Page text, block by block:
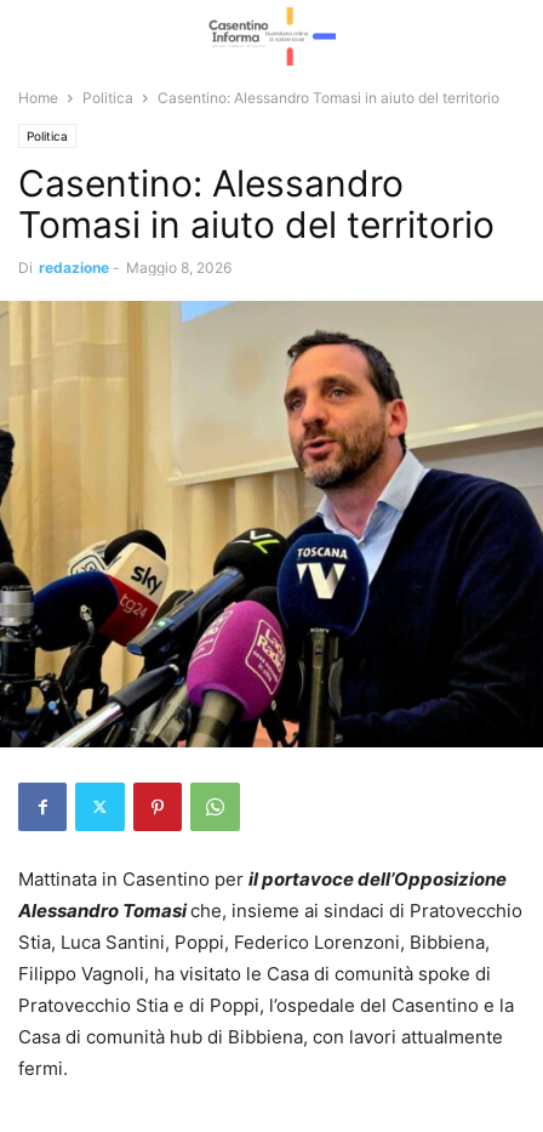
Home Politica Casentino: Alessandro Tomasi in aiuto del territorio
Politica
Casentino: Alessandro
Tomasi in aiuto del territorio
Di redazione - Maggio 8, 2026
Mattinata in Casentino per il portavoce dell’Opposizione
Alessandro Tomasiche, insieme ai sindaci di Pratovecchio
Stia, Luca Santini, Poppi, Federico Lorenzoni, Bibbiena,
Filippo Vagnoli, ha visitato le Casa di comunità spoke di
Pratovecchio Stia e di Poppi, l’ospedale del Casentino e la
Casa di comunità hub di Bibbiena, con lavori attualmente
fermi.